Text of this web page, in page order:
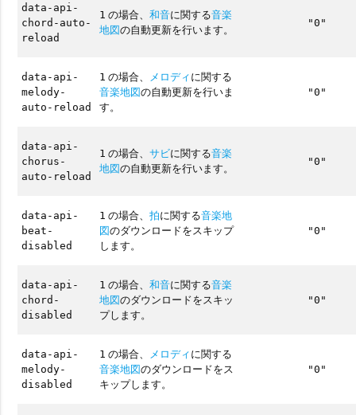
data-api-
chord-auto-
reload
1 の場合、和音に関する音楽
地図の自動更新を行います。
"0"
data-api-
melody-
auto-reload
1 の場合、 メロディに関する
音楽地図の自動更新を行いま
す。
"0"
data-api-
chorus-
auto-reload
1 の場合、サビに関する音楽
地図の自動更新を行います。
"0"
data-api-
beat-
disabled
1 の場合、拍に関する音楽地
図のダウンロードをスキップ
します。
"0"
data-api-
chord-
disabled
1 の場合、和音に関する音楽
地図のダウンロードをスキッ
プします。
"0"
data-api-
melody-
disabled
1 の場合、 メロディに関する
音楽地図のダウンロードをス
キップします。
"0"